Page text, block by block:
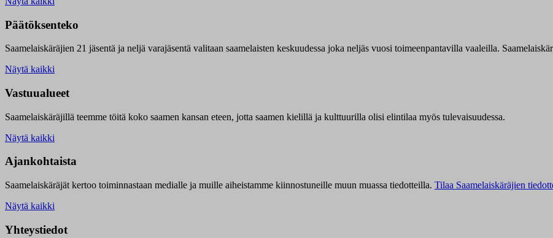
Päätöksenteko
Saamelaiskäräjien 21 jäsentä ja neljä varajäsentä valitaan saamelaisten keskuudessa joka neljäs vuosi toimeenpantavilla vaaleilla.
Näytä kaikki
Vastuualueet
Saamelaiskäräjillä teemme töitä koko saamen kansan eteen, jotta saamen kielillä ja kulttuurilla olisi elintilaa myös tulevaisuudessa.
Näytä kaikki
Ajankohtaista
Saamelaiskäräjät kertoo toiminnastaan medialle ja muille aiheistamme kiinnostuneille muun muassa tiedotteilla. Tilaa Saamelaiskäräjien
Näytä kaikki
Yhteystiedot